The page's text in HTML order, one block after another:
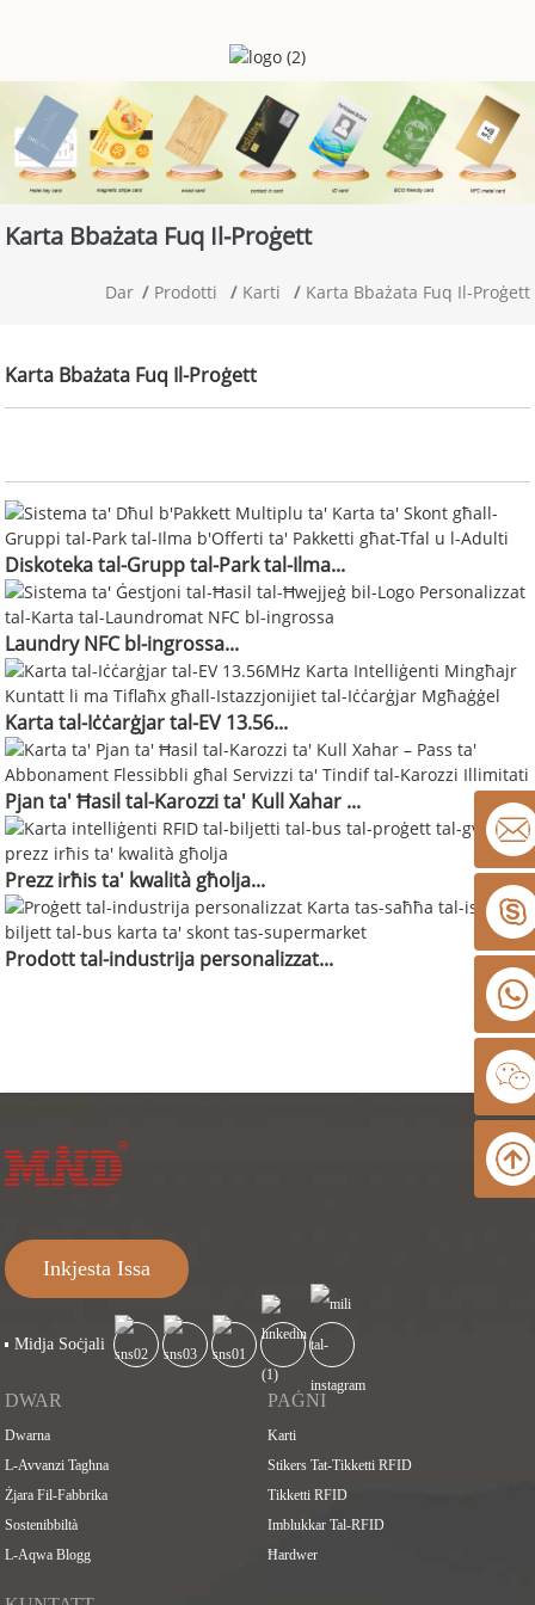
Karta Bbażata Fuq Il-Proġett
Dar Prodotti Karti Karta Bbażata Fuq Il-Proġett
Karta Bbażata Fuq Il-Proġett
Diskoteka tal-Grupp tal-Park tal-Ilma...
Laundry NFC bl-ingrossa...
Karta tal-Iċċarġjar tal-EV 13.56...
Pjan ta' Ħasil ​​tal-Karozzi ta' Kull Xahar ...
Prezz irħis ta' kwalità għolja...
Prodott tal-industrija personalizzat...
Inkjesta Issa
Midja Soċjali
DWAR
Dwarna
L-Avvanzi Tagħna
Żjara Fil-Fabbrika
Sostenibbiltà
L-Aqwa Blogg
PAĠNI
Karti
Stikers Tat-Tikketti RFID
Tikketti RFID
Imblukkar Tal-RFID
Ħardwer